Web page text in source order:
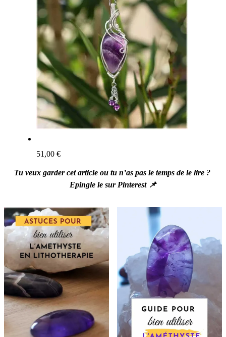
51,00 €
Tu veux garder cet article ou tu n’as pas le temps de le lire ?
Epingle le sur Pinterest 📌